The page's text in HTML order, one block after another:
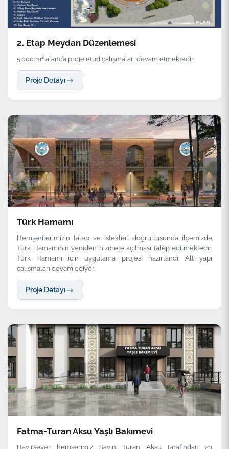
2. Etap Meydan Düzenlemesi
5.000 m² alanda proje etüd çalışmaları devam etmektedir.
Proje Detayı
Türk Hamamı
Hemşerilerimizin talep ve istekleri doğrultusunda ilçemizde
Türk Hamamının yeniden hizmete açılması talep edilmektedir.
Türk Hamamı için uygulama projesi hazırlandı. Alt yapı
çalışmaları devam ediyor.
Proje Detayı
Fatma-Turan Aksu Yaşlı Bakımevi
Hayırsever hemşerimiz Sayın Turan Aksu tarafından 23